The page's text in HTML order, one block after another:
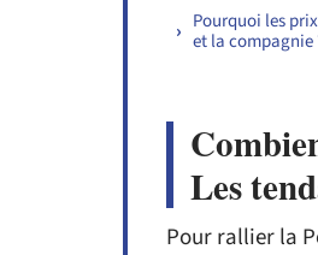
Pourquoi les
et la compagnie
Les
Pour rallier la